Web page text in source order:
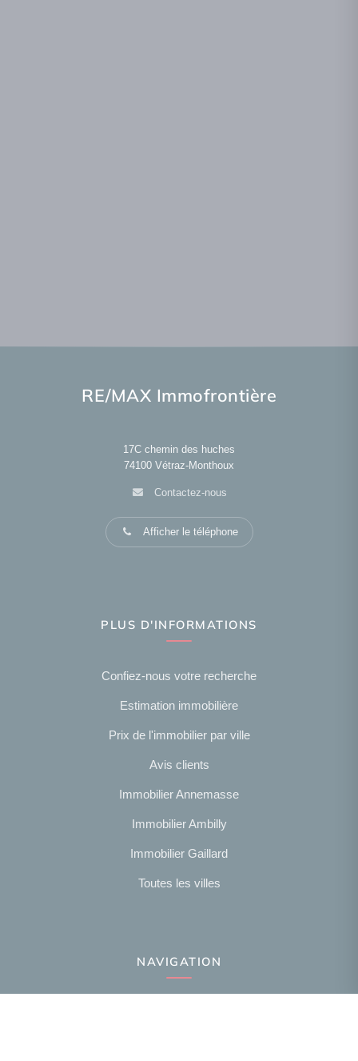
RE/MAX Immofrontière
17C chemin des huches
74100 Vétraz-Monthoux
Contactez-nous
Afficher le téléphone
PLUS D'INFORMATIONS
Confiez-nous votre recherche
Estimation immobilière
Prix de l'immobilier par ville
Avis clients
Immobilier Annemasse
Immobilier Ambilly
Immobilier Gaillard
Toutes les villes
NAVIGATION